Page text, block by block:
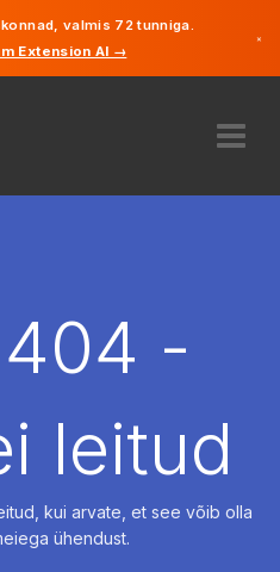
valmis 72 tunniga.
Extension AI →
×
-
leitud
kui arvate, et see võib olla
ühendust.